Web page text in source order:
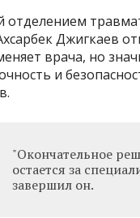
Джигкаев
врача, но
и
"Окончательное
остается за
завершил он.